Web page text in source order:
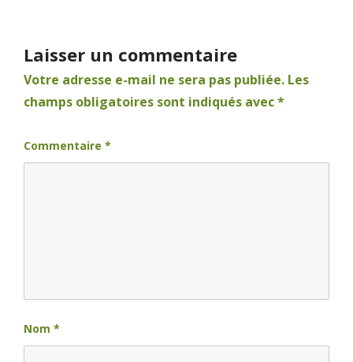
Laisser un commentaire
Votre adresse e-mail ne sera pas publiée. Les
champs obligatoires sont indiqués avec*
Commentaire *
Nom *